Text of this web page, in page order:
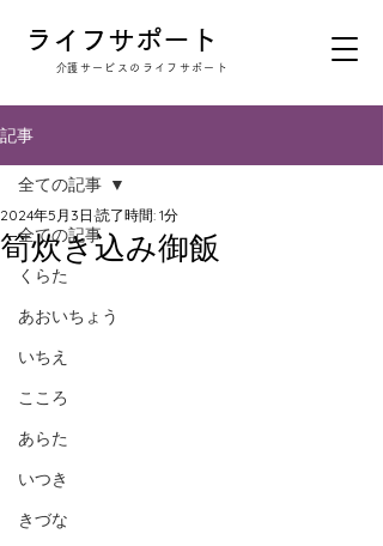
​ライフサポート
​介護サービスのライフサポート
記事
全ての記事
くらた
あおいちょう
いちえ
こころ
あらた
いつき
きづな
全ての記事
筍炊き込み御飯
2024年5月3日 読了時間: 1分